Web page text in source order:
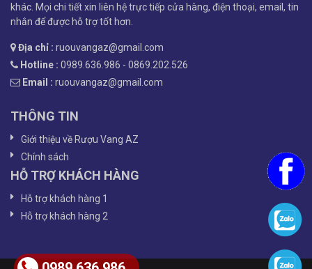
khác. Mọi chi tiết xin liên hệ trực tiếp cửa hàng, điện thoại, email, tin
nhắn để được hỗ trợ tốt hơn.
Địa chỉ : ruouvangaz@gmail.com
Hotline : 0989.636.986 - 0869.202.526
Email : ruouvangaz@gmail.com
THÔNG TIN
Giới thiệu về Rượu Vang AZ
Chính sách
HỖ TRỢ KHÁCH HÀNG
Hỗ trợ khách hàng 1
Hỗ trợ khách hàng 2